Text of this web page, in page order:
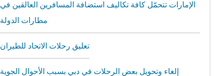
الإمارات تتحمّل كافة تكاليف استضافة المسافرين العالقين في
مطارات الدولة
تعليق رحلات الاتحاد للطيران
إلغاء وتحويل بعض الرحلات في دبي بسبب الأحوال الجوية